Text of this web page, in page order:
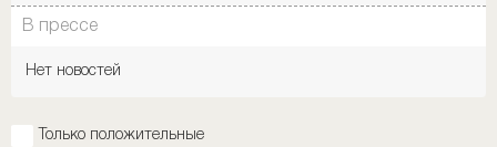
В прессе
Нет новостей
Только положительные